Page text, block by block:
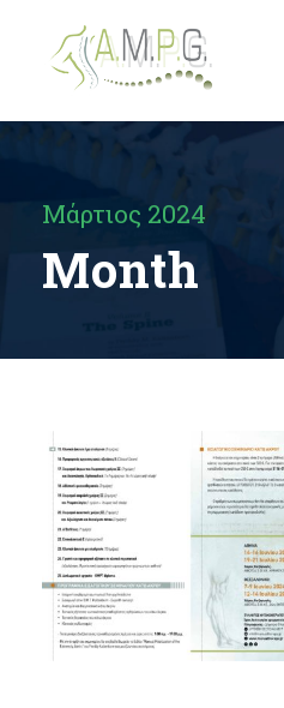
Μάρτιος 2024
Month